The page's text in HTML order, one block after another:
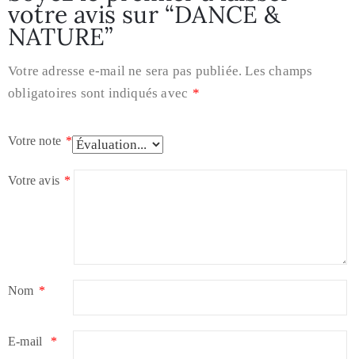
votre avis sur “DANCE &
NATURE”
Votre adresse e-mail ne sera pas publiée. Les champs
obligatoires sont indiqués avec *
Votre note *
Votre avis *
Nom *
E-mail *